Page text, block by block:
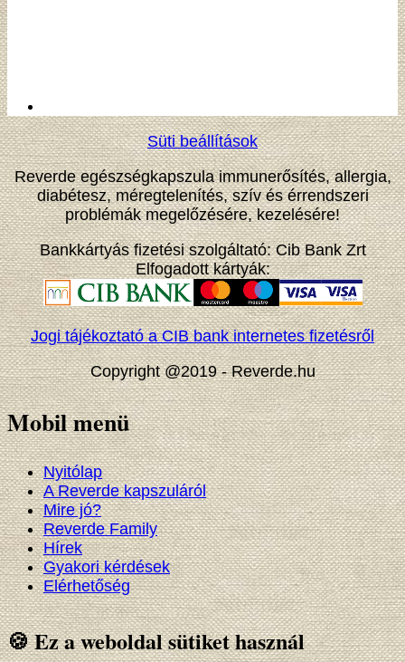
Süti beállítások
Reverde egészségkapszula immunerősítés, allergia,
diabétesz, méregtelenítés, szív és érrendszeri
problémák megelőzésére, kezelésére!
Bankkártyás fizetési szolgáltató: Cib Bank Zrt
Elfogadott kártyák:
Jogi tájékoztató a CIB bank internetes fizetésről
Copyright @2019 - Reverde.hu
Mobil menü
Nyitólap
A Reverde kapszuláról
Mire jó?
Reverde Family
Hírek
Gyakori kérdések
Elérhetőség
🍪 Ez a weboldal sütiket használ